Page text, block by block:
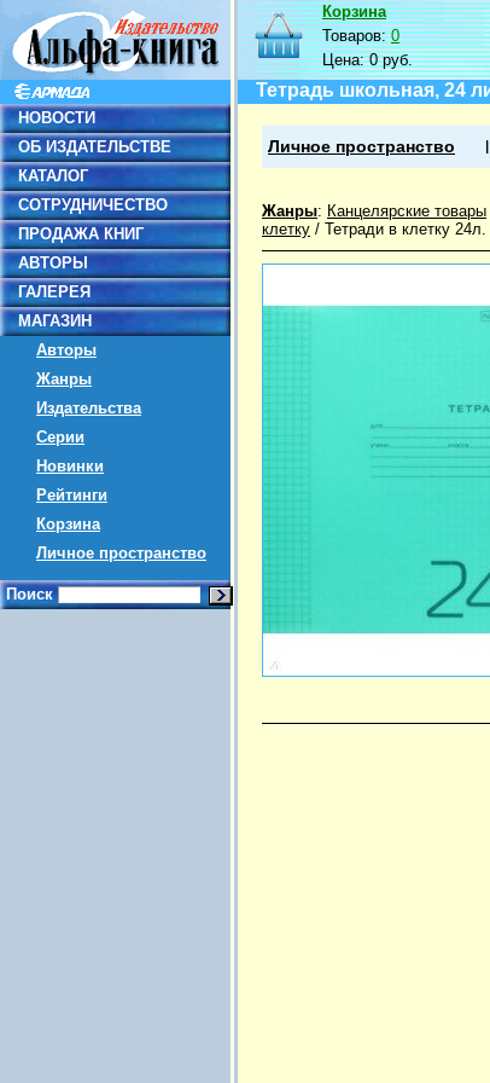
НОВОСТИ
ОБ ИЗДАТЕЛЬСТВЕ
КАТАЛОГ
СОТРУДНИЧЕСТВО
ПРОДАЖА КНИГ
АВТОРЫ
ГАЛЕРЕЯ
МАГАЗИН
Авторы
Жанры
Издательства
Серии
Новинки
Рейтинги
Корзина
Личное пространство
Поиск
Корзина
Товаров:0
Цена:0 руб.
Тетрадь школьная, 24
Личное пространство
Жанры: Канцелярские товары
клетку / Тетради в клетку 24л.